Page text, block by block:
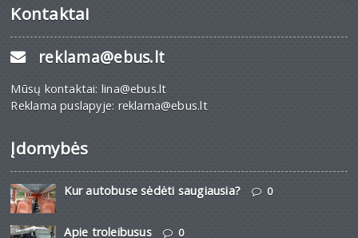
Kontaktai
reklama@ebus.lt
Mūsų kontaktai: lina@ebus.lt
Reklama puslapyje: reklama@ebus.lt
Įdomybės
Kur autobuse sėdėti saugiausia? 0
Apie troleibusus 0